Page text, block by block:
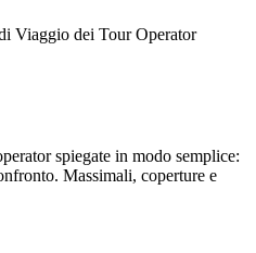
Viaggio dei Tour Operator
spiegate in modo semplice:
Massimali, coperture e